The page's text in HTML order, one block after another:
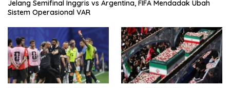
Jelang Semifinal Inggris vs Argentina, FIFA Mendadak Ubah
Sistem Operasional VAR